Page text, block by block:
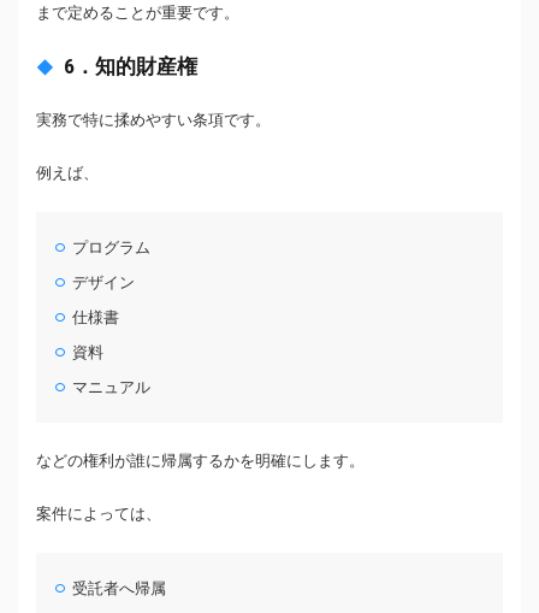
まで定めることが重要です。
6．知的財産権
実務で特に揉めやすい条項です。
例えば、
プログラム
デザイン
仕様書
資料
マニュアル
などの権利が誰に帰属するかを明確にします。
案件によっては、
受託者へ帰属